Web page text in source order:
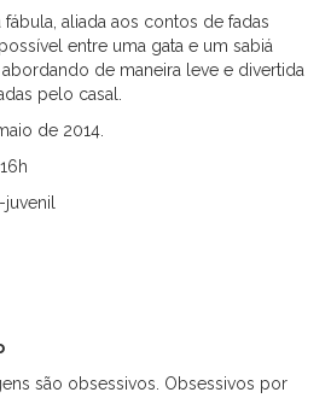
fábula, aliada aos contos de fadas
entre uma gata e um sabiá
de maneira leve e divertida
pelo casal.
de 2014.
são obsessivos. Obsessivos por